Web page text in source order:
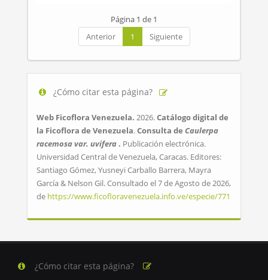
Página 1 de 1
Anterior
1 Siguiente
¿Cómo citar esta página?
Web Ficoflora Venezuela. 2026.Catálogo digital de
la Ficoflora de Venezuela.Consulta de Caulerpa
racemosa var. uvifera . Publicación electrónica.
Universidad Central de Venezuela, Caracas. Editores:
Santiago Gómez, Yusneyi Carballo Barrera, Mayra
García & Nelson Gil. Consultado el 7 de Agosto de 2026,
de https://www.ficofloravenezuela.info.ve/especie/771
¿Cómo citar esta página?